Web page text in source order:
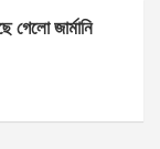
জার্মানি